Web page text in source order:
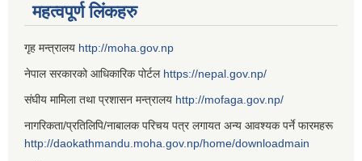
महत्वपूर्ण लिंकहरु
गृह मन्त्रालय http://moha.gov.np
नेपाल सरकारको आधिकारिक पोर्टल https://nepal.gov.np/
संघीय मामिला तथा प्रशासन मन्त्रालय http://mofaga.gov.np/
नागरिकता/प्रतिलिपि/नाबालक परिचय पत्र लगायत अन्य आवश्यक पर्ने फारमहरू
http://daokathmandu.moha.gov.np/home/downloadmain